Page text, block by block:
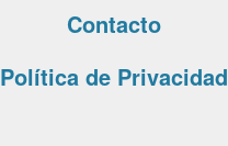
Contacto
Política de Privacidad